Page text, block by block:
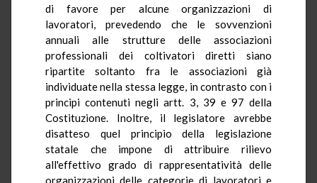
di favore per alcune organizzazioni di
lavoratori, prevedendo che le sovvenzioni
annuali alle strutture delle associazioni
professionali dei coltivatori diretti siano
ripartite soltanto fra le associazioni già
individuate nella stessa legge, in contrasto con i
principi contenuti negli artt. 3, 39 e 97 della
Costituzione. Inoltre, il legislatore avrebbe
disatteso quel principio della legislazione
statale che impone di attribuire rilievo
all'effettivo grado di rappresentatività delle
organizzazioni delle categorie di lavoratori e